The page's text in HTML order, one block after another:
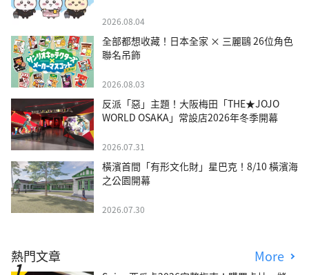
2026.08.04
全部都想收藏！日本全家 × 三麗鷗 26位角色
聯名吊飾
2026.08.03
反派「惡」主題！大阪梅田「THE★JOJO
WORLD OSAKA」常設店2026年冬季開幕
2026.07.31
橫濱首間「有形文化財」星巴克！8/10 橫濱海
之公園開幕
2026.07.30
熱門文章 More